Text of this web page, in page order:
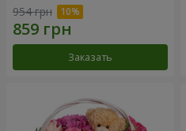
954 грн
Заказать